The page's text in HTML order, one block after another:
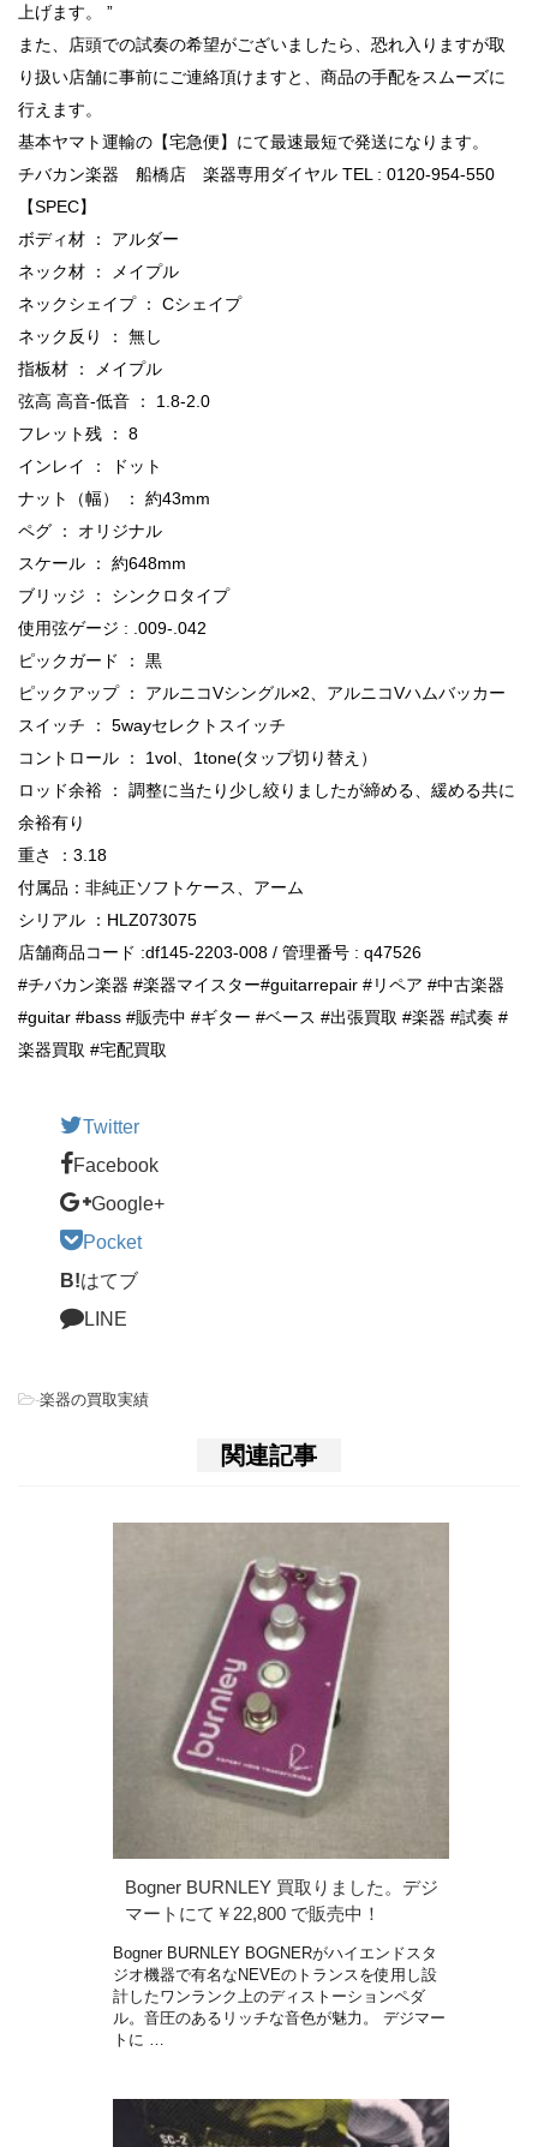
上げます。 ”
また、店頭での試奏の希望がございましたら、恐れ入りますが取
り扱い店舗に事前にご連絡頂けますと、商品の手配をスムーズに
行えます。
基本ヤマト運輸の【宅急便】にて最速最短で発送になります。
チバカン楽器 船橋店 楽器専用ダイヤル TEL : 0120-954-550
【SPEC】
ボディ材 ： アルダー
ネック材 ： メイプル
ネックシェイプ ： Cシェイプ
ネック反り ： 無し
指板材 ： メイプル
弦高 高音-低音 ： 1.8-2.0
フレット残 ： 8
インレイ ： ドット
ナット（幅） ： 約43mm
ペグ ： オリジナル
スケール ： 約648mm
ブリッジ ： シンクロタイプ
使用弦ゲージ : .009-.042
ピックガード ： 黒
ピックアップ ： アルニコVシングル×2、アルニコVハムバッカー
スイッチ ： 5wayセレクトスイッチ
コントロール ： 1vol、1tone(タップ切り替え）
ロッド余裕 ： 調整に当たり少し絞りましたが締める、緩める共に
余裕有り
重さ ：3.18
付属品：非純正ソフトケース、アーム
シリアル ：HLZ073075
店舗商品コード :df145-2203-008 / 管理番号 : q47526
#チバカン楽器 #楽器マイスター#guitarrepair #リペア #中古楽器
#guitar #bass #販売中 #ギター #ベース #出張買取 #楽器 #試奏 #
楽器買取 #宅配買取
Twitter
Facebook
Google+
Pocket
B!はてブ
LINE
-楽器の買取実績
関連記事
Bogner BURNLEY 買取りました。デジ
マートにて￥22,800 で販売中！
Bogner BURNLEY BOGNERがハイエンドスタ
ジオ機器で有名なNEVEのトランスを使用し設
計したワンランク上のディストーションペダ
ル。音圧のあるリッチな音色が魅力。 デジマー
トに …